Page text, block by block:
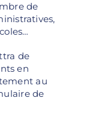
de
de
en
au
de